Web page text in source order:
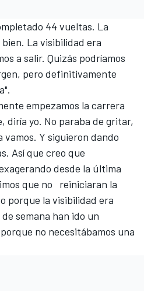
44 vueltas. La
La visibilidad era
a salir. Quizás podríamos
pero definitivamente
empezamos la carrera
diría yo. No paraba de gritar,
vamos. Y siguieron dando
Así que creo que
desde la última
que no reiniciaran la
porque la visibilidad era
semana han ido un
no necesitábamos una